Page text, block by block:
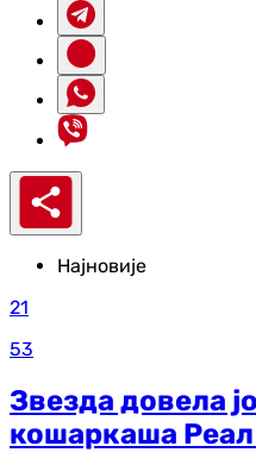
Најновије
21
53
Звезда довела
кошаркаша